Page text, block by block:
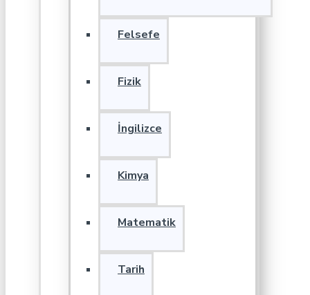
Felsefe
Fizik
İngilizce
Kimya
Matematik
Tarih